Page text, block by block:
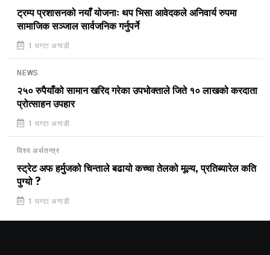
ट्रम्प प्रशासनको नयाँ योजनाः थप भिसा आवेदकले अनिवार्य रुपमा
सामाजिक सञ्जाल सार्वजनिक गर्नुपर्ने
1 घण्टा अगाडी
NEWS
२५० रुपैयाँको सामान खरिद गरेका उपभोक्ताले जिते १० लाखको करदाता
प्रोत्साहन उपहार
1 घण्टा अगाडी
विश्व अर्थतन्त्र
स्ट्रेट अफ हर्मुजको चिन्ताले बढायो कच्चा तेलको मूल्य, प्रतिब्यारेल कति
पुग्यो ?
1 घण्टा अगाडी